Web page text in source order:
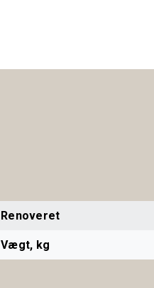
Renoveret
Vægt, kg